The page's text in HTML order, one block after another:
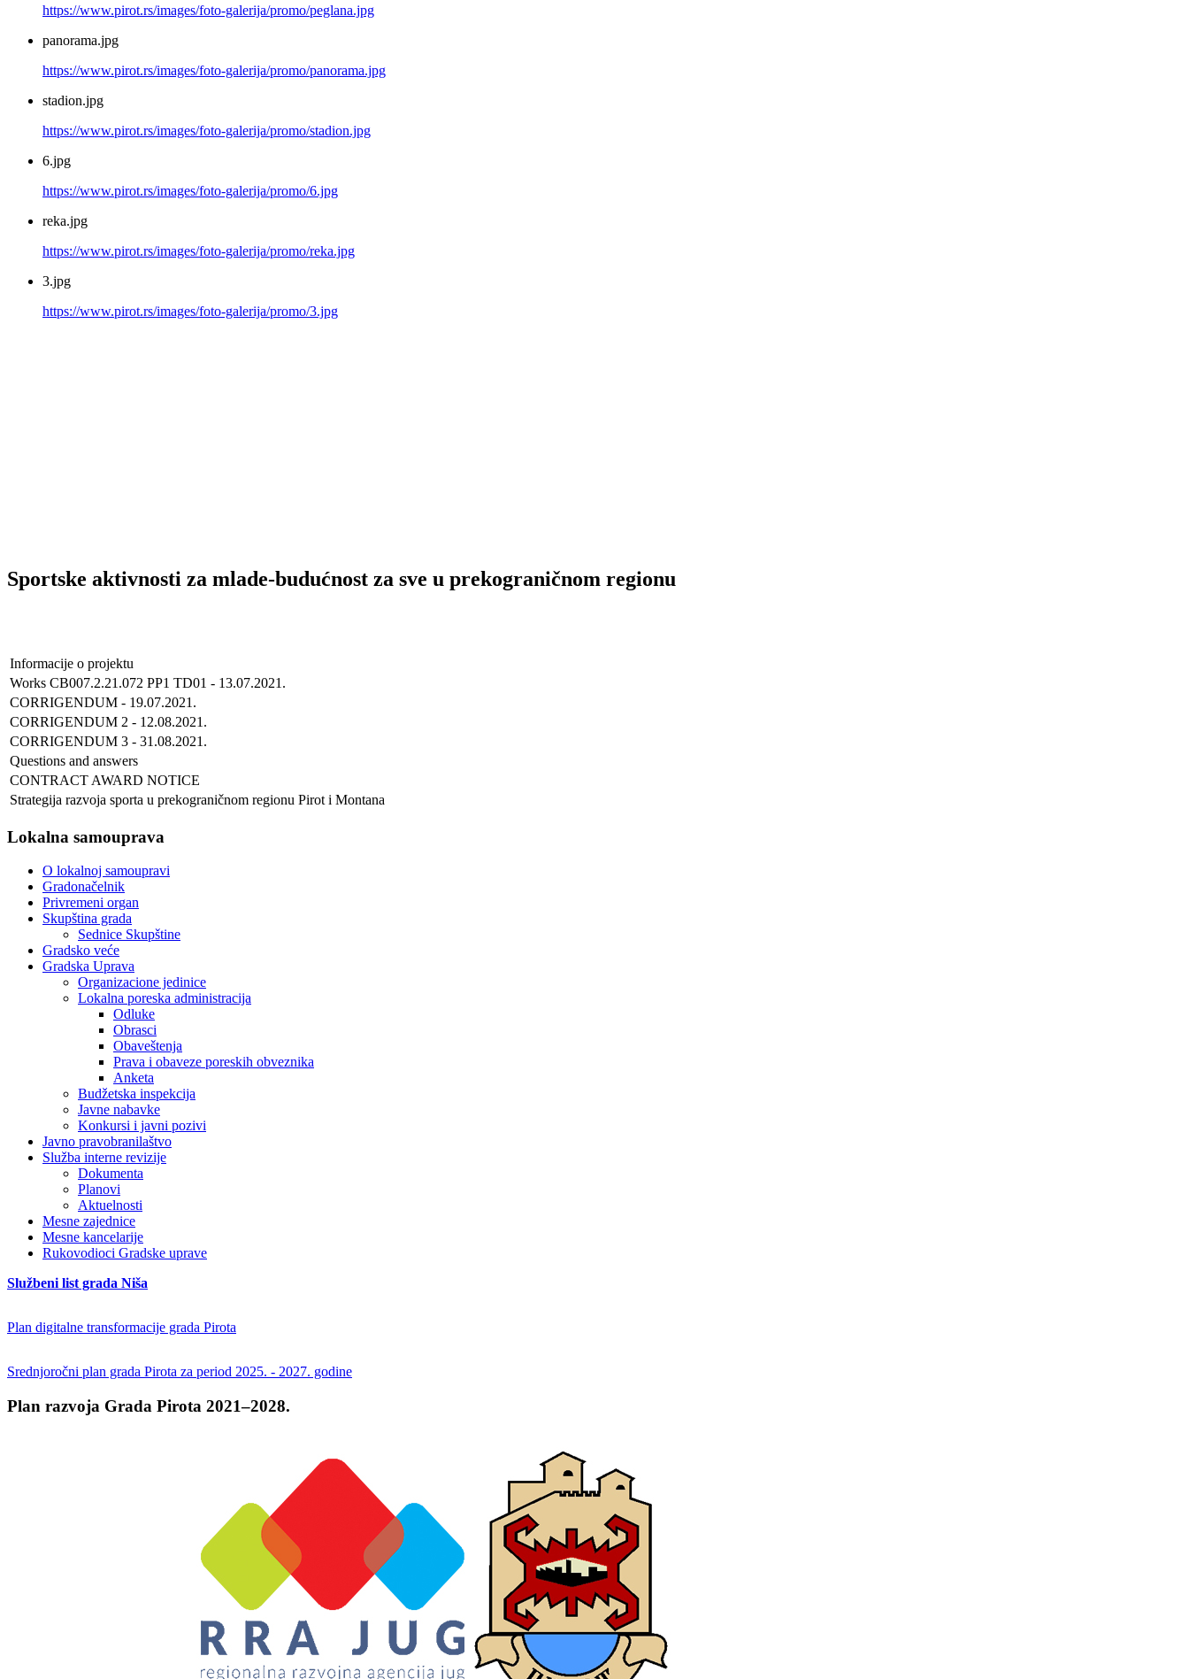
https://www.pirot.rs/images/foto-galerija/promo/peglana.jpg
panorama.jpg
https://www.pirot.rs/images/foto-galerija/promo/panorama.jpg
stadion.jpg
https://www.pirot.rs/images/foto-galerija/promo/stadion.jpg
6.jpg
https://www.pirot.rs/images/foto-galerija/promo/6.jpg
reka.jpg
https://www.pirot.rs/images/foto-galerija/promo/reka.jpg
3.jpg
https://www.pirot.rs/images/foto-galerija/promo/3.jpg
Sportske aktivnosti za mlade-budućnost za sve u prekograničnom regionu
Informacije o projektu
Works CB007.2.21.072 PP1 TD01 - 13.07.2021.
CORRIGENDUM - 19.07.2021.
CORRIGENDUM 2 - 12.08.2021.
CORRIGENDUM 3 - 31.08.2021.
Questions and answers
CONTRACT AWARD NOTICE
Strategija razvoja sporta u prekograničnom regionu Pirot i Montana
Lokalna samouprava
O lokalnoj samoupravi
Gradonačelnik
Privremeni organ
Skupština grada
Sednice Skupštine
Gradsko veće
Gradska Uprava
Organizacione jedinice
Lokalna poreska administracija
Odluke
Obrasci
Obaveštenja
Prava i obaveze poreskih obveznika
Anketa
Budžetska inspekcija
Javne nabavke
Konkursi i javni pozivi
Javno pravobranilaštvo
Služba interne revizije
Dokumenta
Planovi
Aktuelnosti
Mesne zajednice
Mesne kancelarije
Rukovodioci Gradske uprave
Službeni list grada Niša
Plan digitalne transformacije grada Pirota
Srednjoročni plan grada Pirota za period 2025. - 2027. godine
Plan razvoja Grada Pirota 2021–2028.